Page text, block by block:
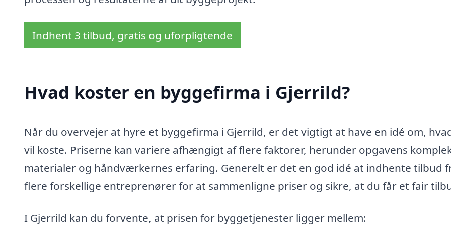
Indhent 3 tilbud, gratis og uforpligtende
Hvad koster en byggefirma i Gjerrild?
Når du overvejer at hyre et byggefirma i Gjerrild, er det vigtigt at have en idé om,
vil koste. Priserne kan variere afhængigt af flere faktorer, herunder opgavens
materialer og håndværkernes erfaring. Generelt er det en god idé at indhente tilbud
flere forskellige entreprenører for at sammenligne priser og sikre, at du får et fair
I Gjerrild kan du forvente, at prisen for byggetjenester ligger mellem: